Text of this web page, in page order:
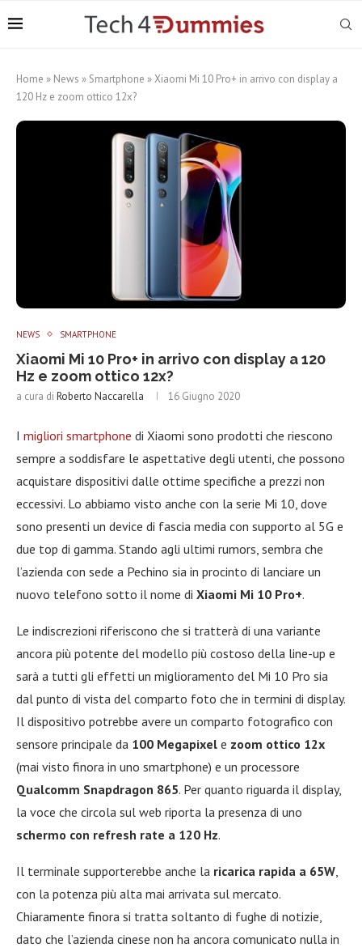
Home » News » Smartphone »Xiaomi Mi 10 Pro+ in arrivo con display a
120 Hz e zoom ottico 12x?
NEWS SMARTPHONE
Xiaomi Mi 10 Pro+ in arrivo con display a 120
Hz e zoom ottico 12x?
a cura di Roberto Naccarella 16 Giugno 2020
I migliori smartphone di Xiaomi sono prodotti che riescono
sempre a soddisfare le aspettative degli utenti, che possono
acquistare dispositivi dalle ottime specifiche a prezzi non
eccessivi. Lo abbiamo visto anche con la serie Mi 10, dove
sono presenti un device di fascia media con supporto al 5G e
due top di gamma. Stando agli ultimi rumors, sembra che
l’azienda con sede a Pechino sia in procinto di lanciare un
nuovo telefono sotto il nome di Xiaomi Mi 10 Pro+.
Le indiscrezioni riferiscono che si tratterà di una variante
ancora più potente del modello più costoso della line-up e
sarà a tutti gli effetti un miglioramento del Mi 10 Pro sia
dal punto di vista del comparto foto che in termini di display.
Il dispositivo potrebbe avere un comparto fotografico con
sensore principale da 100 Megapixel e zoom ottico 12x
(mai visto finora in uno smartphone) e un processore
Qualcomm Snapdragon 865. Per quanto riguarda il display,
la voce che circola sul web riporta la presenza di uno
schermo con refresh rate a 120 Hz.
Il terminale supporterebbe anche la ricarica rapida a 65W
con la potenza più alta mai arrivata sul mercato.
Chiaramente finora si tratta soltanto di fughe di notizie,
dato che l’azienda cinese non ha ancora comunicato nulla in